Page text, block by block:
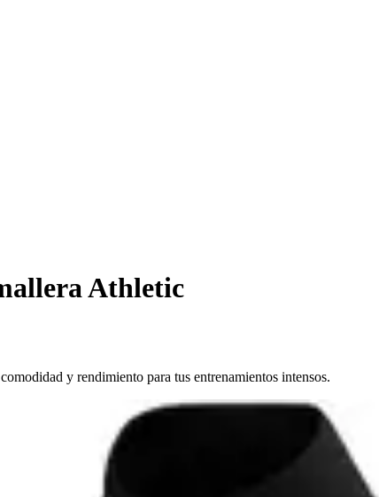
Athletic
y rendimiento para tus entrenamientos intensos.